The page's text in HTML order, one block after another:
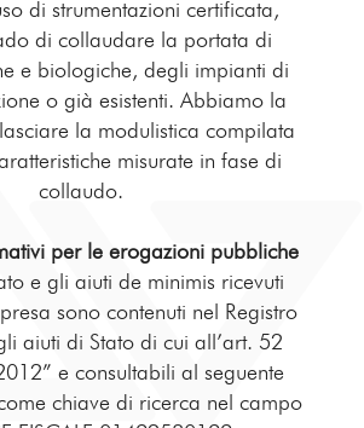
di strumentazioni certificata,
di collaudare la portata di
e biologiche, degli impianti di
o già esistenti. Abbiamo la
la modulistica compilata
misurate in fase di
collaudo.
per le erogazioni pubbliche
e gli aiuti de minimis ricevuti
sono contenuti nel Registro
aiuti di Stato di cui all’art. 52
e consultabili al seguente
chiave di ricerca nel campo